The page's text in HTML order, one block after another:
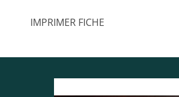
IMPRIMER FICHE